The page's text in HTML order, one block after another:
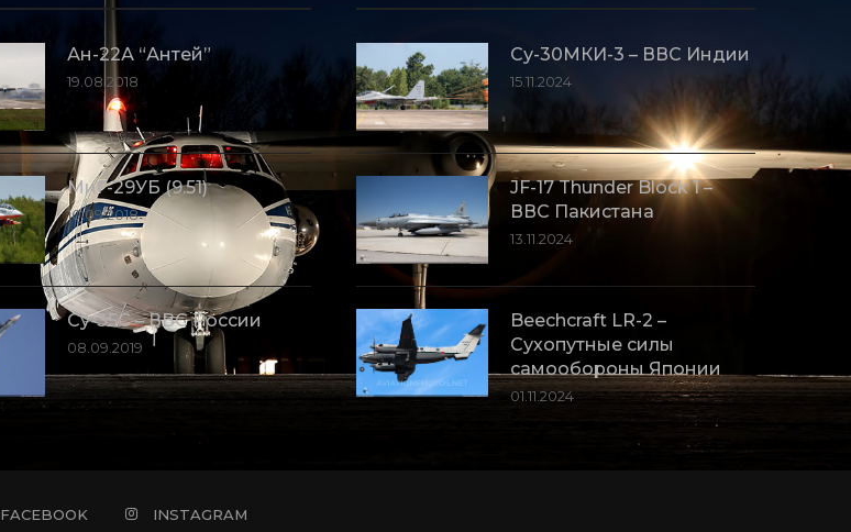
Ан-22А “Антей”
19.08.2018
МиГ-29УБ (9.51)
10.09.2018
Су-35С – ВВС России
08.09.2019
Су-30МКИ-3 – ВВС Индии
15.11.2024
JF-17 Thunder Block 1 –
ВВС Пакистана
13.11.2024
Beechcraft LR-2 –
Сухопутные силы
самообороны Японии
01.11.2024
FACEBOOK INSTAGRAM